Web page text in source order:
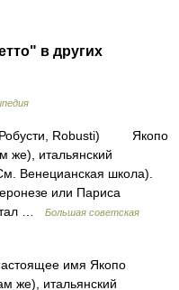
в других
Робусти, Robusti) Якопо
же), итальянский
Венецианская школа).
или Париса
…
Большая советская
имя Якопо
же), итальянский